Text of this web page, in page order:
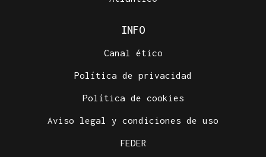
INFO
Canal ético
Política de privacidad
Política de cookies
Aviso legal y condiciones de uso
FEDER